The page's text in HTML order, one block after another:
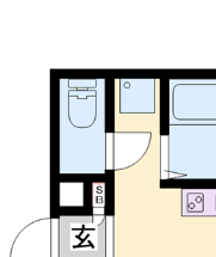
☆ペット飼育可能物
☆ネット無料☆
路線·駅から探す
地域から探す